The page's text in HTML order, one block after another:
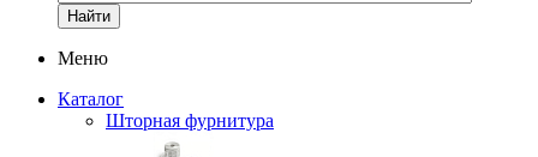
Найти
Меню
Каталог
Шторная фурнитура